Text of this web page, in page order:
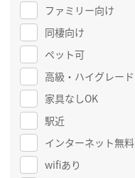
ファミリー向け
同棲向け
ペット可
高級・ハイグレード
家具なしOK
駅近
インターネット無料
wifiあり